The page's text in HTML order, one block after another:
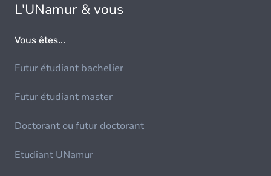
L'UNamur & vous
Vous êtes...
Futur étudiant bachelier
Futur étudiant master
Doctorant ou futur doctorant
Etudiant UNamur